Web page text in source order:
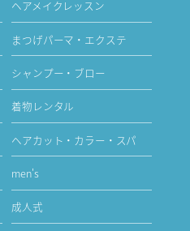
ヘアメイクレッスン
まつげパーマ・エクステ
シャンプー・ブロー
着物レンタル
ヘアカット・カラー・スパ
men's
成人式